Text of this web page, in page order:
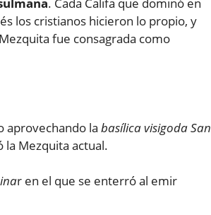
los cristianos hicieron lo propio, y
fue consagrada como
aprovechando la basílica visigoda San
la Mezquita actual.
r en el que se enterró al emir